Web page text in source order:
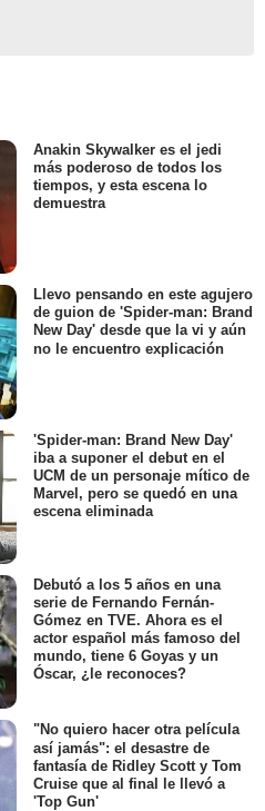
Anakin Skywalker es el jedi
más poderoso de todos los
tiempos, y esta escena lo
demuestra
Llevo pensando en este agujero
de guion de 'Spider-man: Brand
New Day' desde que la vi y aún
no le encuentro explicación
'Spider-man: Brand New Day'
iba a suponer el debut en el
UCM de un personaje mítico de
Marvel, pero se quedó en una
escena eliminada
Debutó a los 5 años en una
serie de Fernando Fernán-
Gómez en TVE. Ahora es el
actor español más famoso del
mundo, tiene 6 Goyas y un
Óscar, ¿le reconoces?
"No quiero hacer otra película
así jamás": el desastre de
fantasía de Ridley Scott y Tom
Cruise que al final le llevó a
'Top Gun'